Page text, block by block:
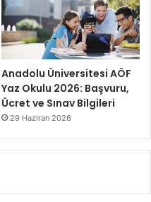
Anadolu Üniversitesi AÖF
Yaz Okulu 2026: Başvuru,
Ücret ve Sınav Bilgileri
29 Haziran 2026